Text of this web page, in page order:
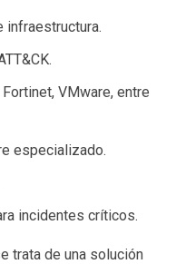
infraestructura.
VMware, entre
especializado.
incidentes críticos.
trata de una solución